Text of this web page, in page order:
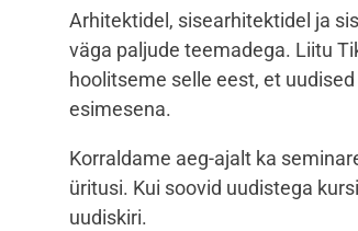
Arhitektidel, sisearhitektidel ja
väga paljude teemadega. Liitu
hoolitseme selle eest, et
esimesena.
Korraldame aeg-ajalt ka
üritusi. Kui soovid uudistega
uudiskiri.